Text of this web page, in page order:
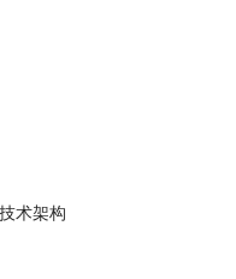
术架构